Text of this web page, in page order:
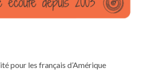
pour les français d’Amérique